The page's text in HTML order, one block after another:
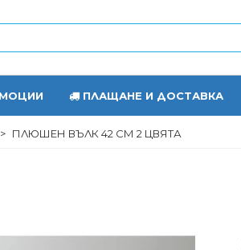
ПЛАЩАНЕ И ДОСТАВКА
> ПЛЮШЕН ВЪЛК 42 СМ 2 ЦВЯТА